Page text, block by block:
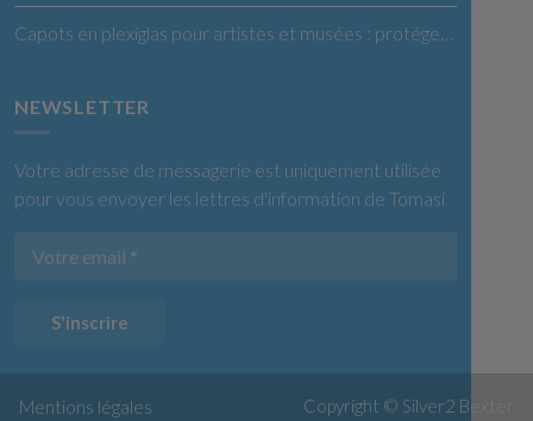
Capots en plexiglas pour artistes et musées : protégez et exposez vos œuvres en toute confiance
NEWSLETTER
Votre adresse de messagerie est uniquement utilisée
pour vous envoyer les lettres d'information de Tomasi
S'inscrire
Mentions légales Copyright © Silver2 Bexter